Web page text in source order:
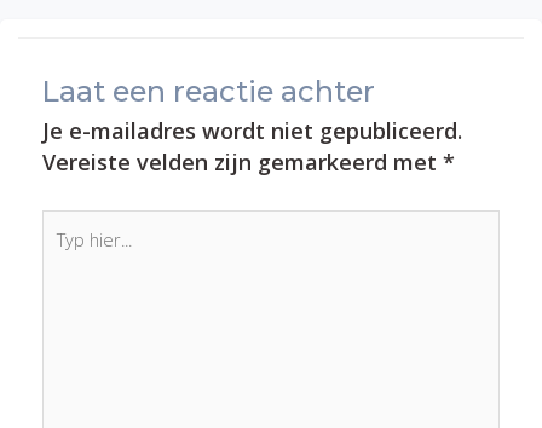
Laat een reactie achter
Je e-mailadres wordt niet gepubliceerd.
Vereiste velden zijn gemarkeerd met *
hier...